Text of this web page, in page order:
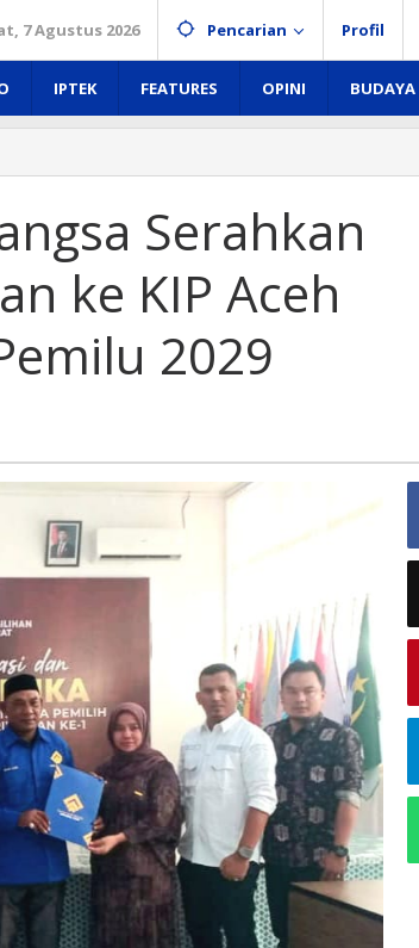
7 Agustus 2026 Pencarian Profil
IPTEK FEATURES OPINI
Serahkan
ke KIP Aceh
2029